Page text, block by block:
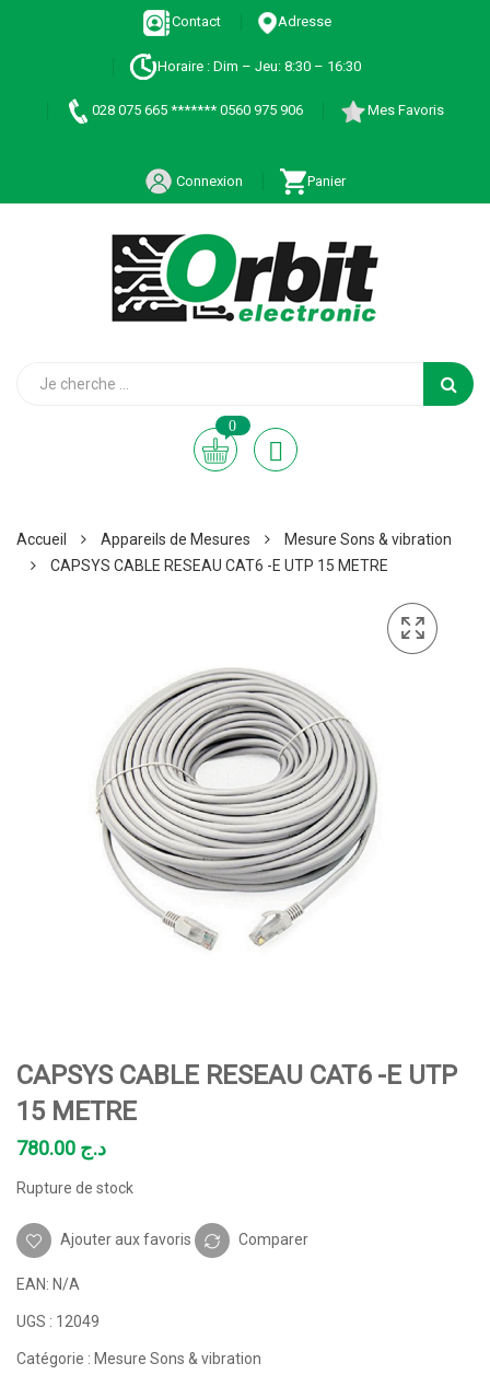
Contact Adresse
Horaire : Dim – Jeu: 8:30 – 16:30
028 075 665 ******* 0560 975 906 Mes Favoris
Connexion Panier
0
Accueil Appareils de Mesures
Mesure Sons & vibration
CAPSYS CABLE RESEAU CAT6 -E UTP 15 METRE
CAPSYS CABLE RESEAU CAT6 -E UTP
15 METRE
د.ج
Rupture de stock
Ajouter aux favoris Comparer
EAN: N/A
UGS : 12049
Catégorie : Mesure Sons & vibration